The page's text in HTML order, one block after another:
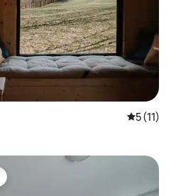
Note
5 (11)